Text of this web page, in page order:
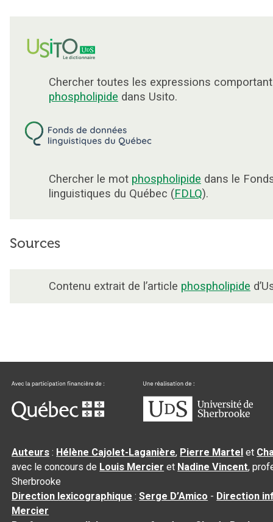
Chercher toutes les expressions
phospholipide dans Usito.
Chercher le mot phospholipide dans le
linguistiques du Québec (FDLQ).
Sources
Contenu extrait de l’article phospholipide
Auteurs : Hélène Cajolet-Laganière, Pierre Martel et
avec le concours de Louis Mercier et Nadine Vincent,
Sherbrooke
Direction lexicographique :Serge D’Amico - Direction
Mercier